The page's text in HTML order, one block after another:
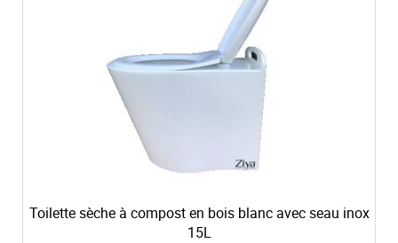
Toilette sèche à compost en bois blanc avec seau inox
15L